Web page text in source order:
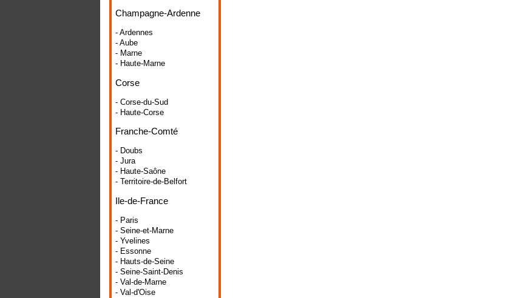
Champagne-Ardenne
- Ardennes
- Aube
- Marne
- Haute-Marne
Corse
- Corse-du-Sud
- Haute-Corse
Franche-Comté
- Doubs
- Jura
- Haute-Saône
- Territoire-de-Belfort
Ile-de-France
- Paris
- Seine-et-Marne
- Yvelines
- Essonne
- Hauts-de-Seine
- Seine-Saint-Denis
- Val-de-Marne
- Val-d'Oise